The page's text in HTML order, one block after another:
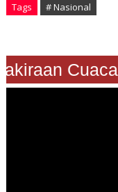
Tags # Nasional